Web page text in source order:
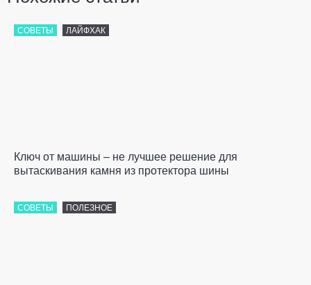
СОВЕТЫ ЛАЙФХАК
Ключ от машины – не лучшее решение для
вытаскивания камня из протектора шины
СОВЕТЫ ПОЛЕЗНОЕ